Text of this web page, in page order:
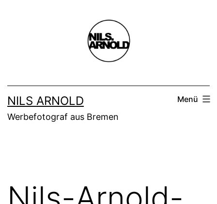
NILS ARNOLD
Werbefotograf aus Bremen
Menü